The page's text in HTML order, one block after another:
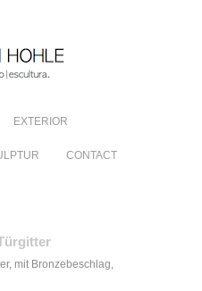
EXTERIOR
CONTACT
mit Bronzebeschlag,